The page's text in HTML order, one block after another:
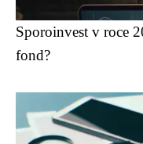
Sporoinvest v roce
fond?